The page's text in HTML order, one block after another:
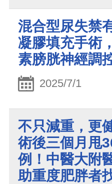
混合型尿失禁
凝膠填充手術
素膀胱神經調
2025/7/1
不只減重，更
術後三個月
例！中醫大附
助重度肥胖者